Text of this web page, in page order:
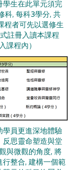
學生在此單元須完
科, 每科3學分, 共
程者可先以選修生
註冊入讀本課程
課程內）
學員更進深地體驗
反思靈命塑造與堂
與微觀的角度, 將
整合, 建構一個範